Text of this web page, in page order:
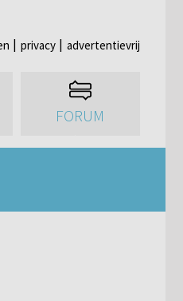
privacy advertentievrij
FORUM